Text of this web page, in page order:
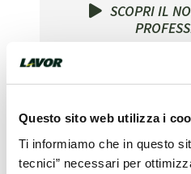
Questo sito web utilizza i
Ti informiamo che in questo
tecnici” necessari per
SCOPRI IL